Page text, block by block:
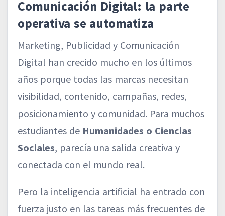
Comunicación Digital: la parte
operativa se automatiza
Marketing, Publicidad y Comunicación
Digital han crecido mucho en los últimos
años porque todas las marcas necesitan
visibilidad, contenido, campañas, redes,
posicionamiento y comunidad. Para muchos
estudiantes de Humanidades o Ciencias
Sociales, parecía una salida creativa y
conectada con el mundo real.
Pero la inteligencia artificial ha entrado con
fuerza justo en las tareas más frecuentes de